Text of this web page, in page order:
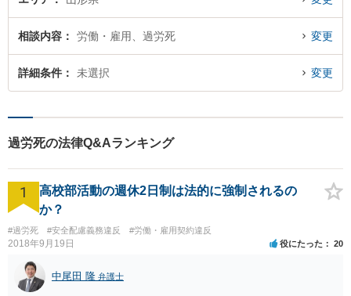
相談内容 労働・雇用、過労死 変更
詳細条件 未選択 変更
過労死の法律Q&Aランキング
1
高校部活動の週休2日制は法的に強制されるの
か？
#過労死 #安全配慮義務違反 #労働・雇用契約違反
2018年9月19日 役にたった 20
中尾田 隆 弁護士